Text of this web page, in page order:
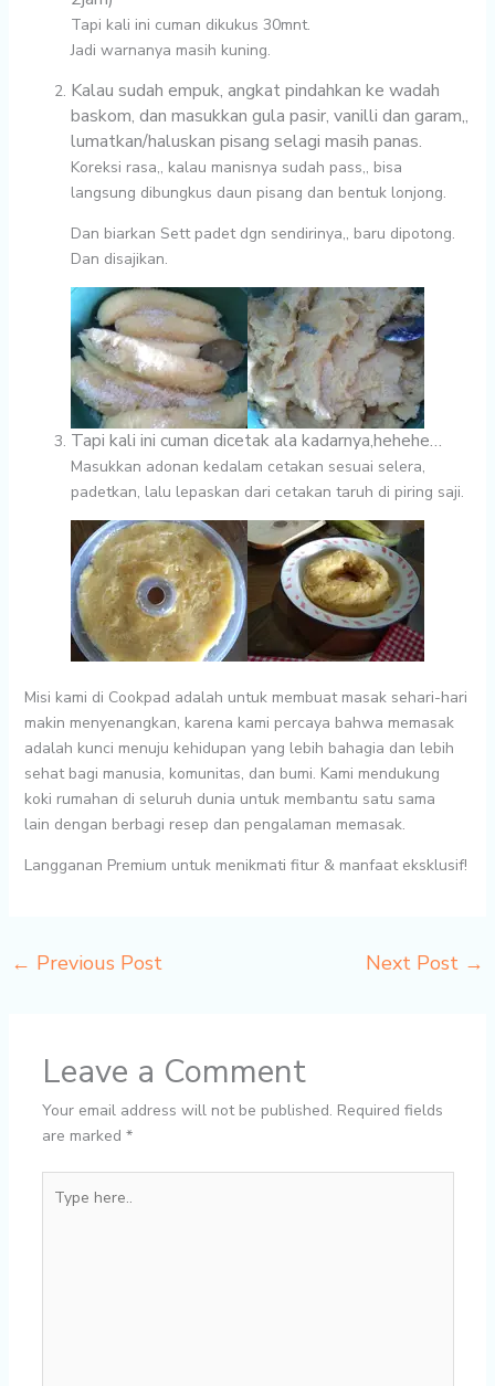
Tapi kali ini cuman dikukus 30mnt.
Jadi warnanya masih kuning.
Kalau sudah empuk, angkat pindahkan ke wadah
baskom, dan masukkan gula pasir, vanilli dan garam,,
lumatkan/haluskan pisang selagi masih panas.
Koreksi rasa,, kalau manisnya sudah pass,, bisa
langsung dibungkus daun pisang dan bentuk lonjong.
Dan biarkan Sett padet dgn sendirinya,, baru dipotong.
Dan disajikan.
Tapi kali ini cuman dicetak ala kadarnya,hehehe…
Masukkan adonan kedalam cetakan sesuai selera,
padetkan, lalu lepaskan dari cetakan taruh di piring saji.
Misi kami di Cookpad adalah untuk membuat masak sehari-hari
makin menyenangkan, karena kami percaya bahwa memasak
adalah kunci menuju kehidupan yang lebih bahagia dan lebih
sehat bagi manusia, komunitas, dan bumi. Kami mendukung
koki rumahan di seluruh dunia untuk membantu satu sama
lain dengan berbagi resep dan pengalaman memasak.
Langganan Premium untuk menikmati fitur & manfaat eksklusif!
← Previous Post Next Post →
Leave a Comment
Your email address will not be published. Required fields
are marked *
here..